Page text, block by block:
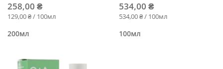
258,00 ₴
129,00 ₴ / 100мл
200мл
534,00 ₴
534,00 ₴ / 100мл
100мл